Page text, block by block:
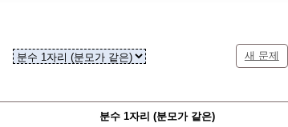
새 문제
분수 1자리 (분모가 같은)